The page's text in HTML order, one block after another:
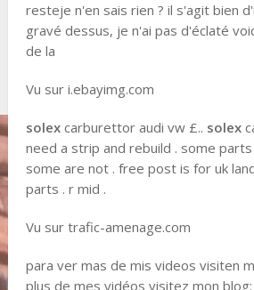
resteje n'en sais rien ? il s'agit bien
gravé dessus, je n'ai pas d'éclaté
de la
Vu sur i.ebayimg.com
solexcarburettor audi vw £.. solex
need a strip and rebuild . some
some are not . free post is for uk
parts . r mid .
Vu sur trafic-amenage.com
para ver mas de mis videos visiten
plus de mes vidéos visitez mon